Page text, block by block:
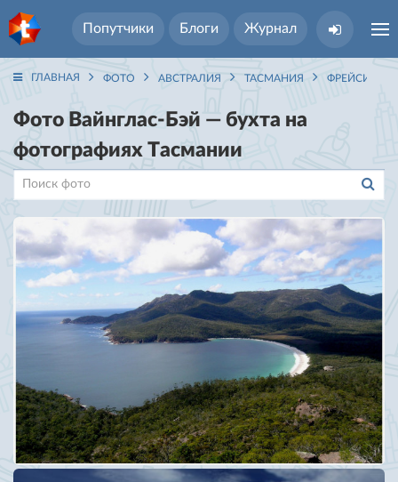
Попутчики Блоги Журнал
ГЛАВНАЯ ФОТО АВСТРАЛИЯ ТАСМАНИЯ ФРЕЙСИНЕ И
Фото Вайнглас-Бэй — бухта на
фотографиях Тасмании